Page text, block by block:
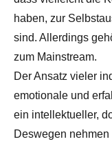
haben, zur
sind. Allerdings
zum Mainstream.
Der Ansatz vieler
emotionale und
ein intellektueller,
Deswegen